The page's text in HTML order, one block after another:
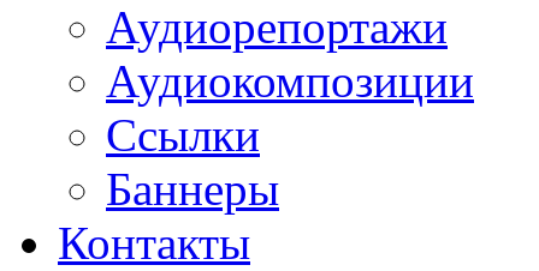
Аудиорепортажи
Аудиокомпозиции
Ссылки
Баннеры
Контакты